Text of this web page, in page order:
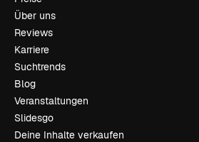
Über uns
Reviews
Karriere
Suchtrends
Blog
Veranstaltungen
Slidesgo
Deine Inhalte verkaufen